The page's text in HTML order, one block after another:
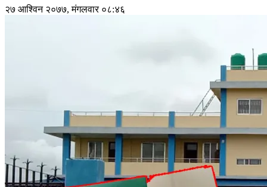
२७ आश्विन २०७७, मंगलवार ०८:४६